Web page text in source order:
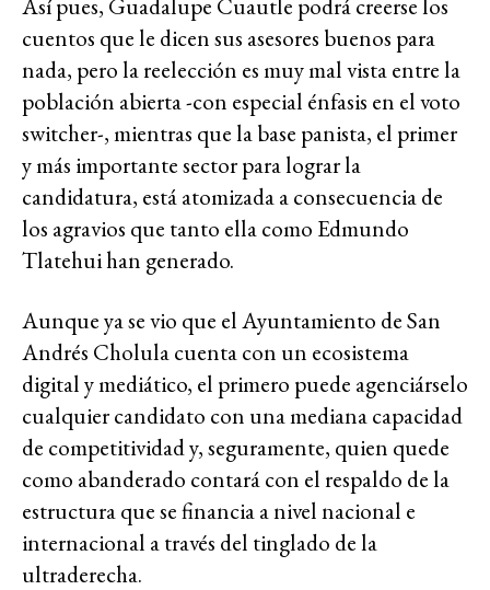
Así pues, Guadalupe Cuautle podrá creerse los
cuentos que le dicen sus asesores buenos para
nada, pero la reelección es muy mal vista entre la
población abierta -con especial énfasis en el voto
switcher-, mientras que la base panista, el primer
y más importante sector para lograr la
candidatura, está atomizada a consecuencia de
los agravios que tanto ella como Edmundo
Tlatehui han generado.
Aunque ya se vio que el Ayuntamiento de San
Andrés Cholula cuenta con un ecosistema
digital y mediático, el primero puede agenciárselo
cualquier candidato con una mediana capacidad
de competitividad y, seguramente, quien quede
como abanderado contará con el respaldo de la
estructura que se financia a nivel nacional e
internacional a través del tinglado de la
ultraderecha.